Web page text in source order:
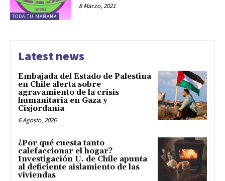
TODA TU MAÑANA
8 Marzo, 2021
Latest news
Embajada del Estado de Palestina
en Chile alerta sobre
agravamiento de la crisis
humanitaria en Gaza y
Cisjordania
6 Agosto, 2026
¿Por qué cuesta tanto
calefaccionar el hogar?
Investigación U. de Chile apunta
al deficiente aislamiento de las
viviendas